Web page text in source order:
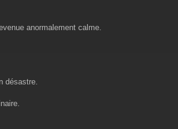
anormalement calme.
désastre.